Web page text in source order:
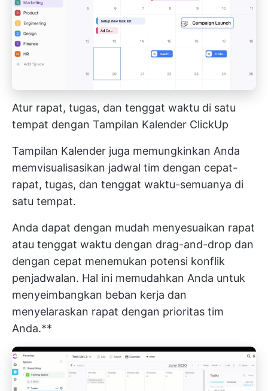
Atur rapat, tugas, dan tenggat waktu di satu
tempat dengan Tampilan Kalender ClickUp
Tampilan Kalender juga memungkinkan Anda
memvisualisasikan jadwal tim dengan cepat-
rapat, tugas, dan tenggat waktu-semuanya di
satu tempat.
Anda dapat dengan mudah menyesuaikan rapat
atau tenggat waktu dengan drag-and-drop dan
dengan cepat menemukan potensi konflik
penjadwalan. Hal ini memudahkan Anda untuk
menyeimbangkan beban kerja dan
menyelaraskan rapat dengan prioritas tim
Anda.**